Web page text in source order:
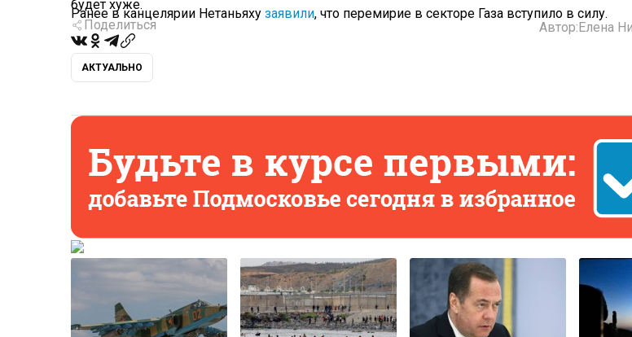
будет хуже.
Ранее в канцелярии Нетаньяху заявили, что перемирие в секторе Газа вступило в силу.
Поделиться Автор:Елена
АКТУАЛЬНО